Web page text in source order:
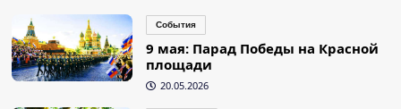
События
9 мая: Парад Победы на Красной
площади
20.05.2026